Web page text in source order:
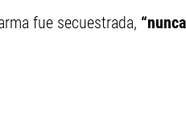
fue secuestrada,